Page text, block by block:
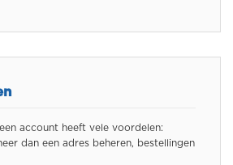
account heeft vele voordelen:
dan een adres beheren, bestellingen